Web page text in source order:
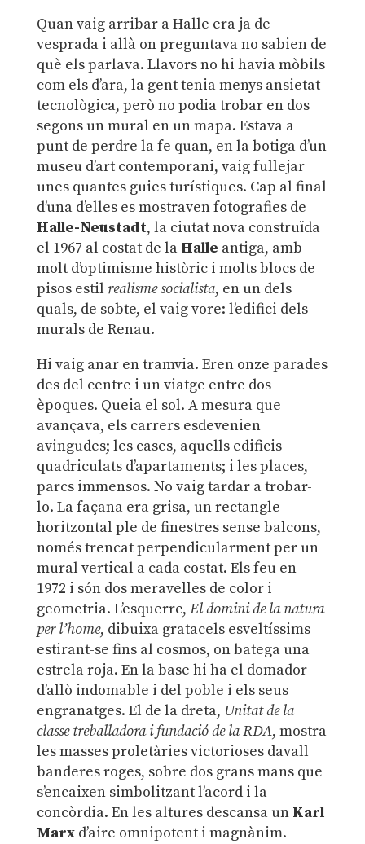
Quan vaig arribar a Halle era ja de
vesprada i allà on preguntava no sabien de
què els parlava. Llavors no hi havia mòbils
com els d’ara, la gent tenia menys ansietat
tecnològica, però no podia trobar en dos
segons un mural en un mapa. Estava a
punt de perdre la fe quan, en la botiga d’un
museu d’art contemporani, vaig fullejar
unes quantes guies turístiques. Cap al final
d’una d’elles es mostraven fotografies de
Halle-Neustadt, la ciutat nova construïda
el 1967 al costat de la Halle antiga, amb
molt d’optimisme històric i molts blocs de
pisos estil realisme socialista, en un dels
quals, de sobte, el vaig vore: l’edifici dels
murals de Renau.
Hi vaig anar en tramvia. Eren onze parades
des del centre i un viatge entre dos
èpoques. Queia el sol. A mesura que
avançava, els carrers esdevenien
avingudes; les cases, aquells edificis
quadriculats d’apartaments; i les places,
parcs immensos. No vaig tardar a trobar-
lo. La façana era grisa, un rectangle
horitzontal ple de finestres sense balcons,
només trencat perpendicularment per un
mural vertical a cada costat. Els feu en
1972 i són dos meravelles de color i
geometria. L’esquerre, El domini de la natura
per l’home, dibuixa gratacels esveltíssims
estirant-se fins al cosmos, on batega una
estrela roja. En la base hi ha el domador
d’allò indomable i del poble i els seus
engranatges. El de la dreta, Unitat de la
classe treballadora i fundació de la RDA, mostra
les masses proletàries victorioses davall
banderes roges, sobre dos grans mans que
s’encaixen simbolitzant l’acord i la
concòrdia. En les altures descansa un Karl
Marxd’aire omnipotent i magnànim.